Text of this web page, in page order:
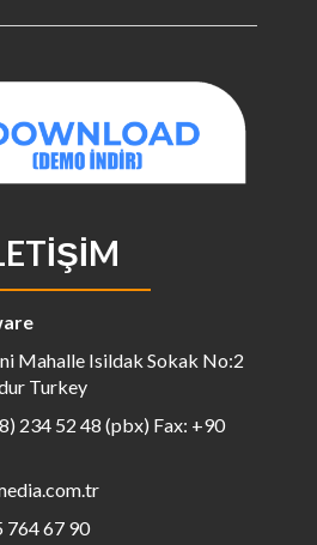
Mahalle Isildak Sokak No:2
Turkey
234 52 48 (pbx) Fax: +90
764 67 90